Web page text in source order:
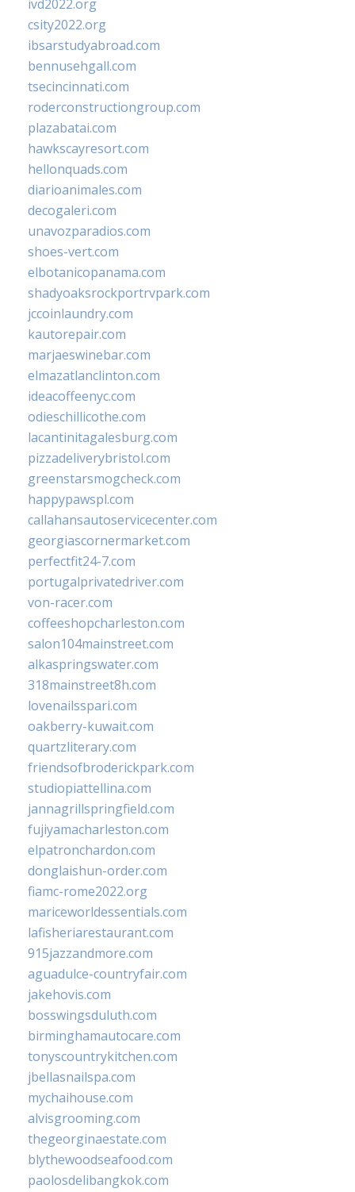
ivd2022.org
csity2022.org
ibsarstudyabroad.com
bennusehgall.com
tsecincinnati.com
roderconstructiongroup.com
plazabatai.com
hawkscayresort.com
hellonquads.com
diarioanimales.com
decogaleri.com
unavozparadios.com
shoes-vert.com
elbotanicopanama.com
shadyoaksrockportrvpark.com
jccoinlaundry.com
kautorepair.com
marjaeswinebar.com
elmazatlanclinton.com
ideacoffeenyc.com
odieschillicothe.com
lacantinitagalesburg.com
pizzadeliverybristol.com
greenstarsmogcheck.com
happypawspl.com
callahansautoservicecenter.com
georgiascornermarket.com
perfectfit24-7.com
portugalprivatedriver.com
von-racer.com
coffeeshopcharleston.com
salon104mainstreet.com
alkaspringswater.com
318mainstreet8h.com
lovenailsspari.com
oakberry-kuwait.com
quartzliterary.com
friendsofbroderickpark.com
studiopiattellina.com
jannagrillspringfield.com
fujiyamacharleston.com
elpatronchardon.com
donglaishun-order.com
fiamc-rome2022.org
mariceworldessentials.com
lafisheriarestaurant.com
915jazzandmore.com
aguadulce-countryfair.com
jakehovis.com
bosswingsduluth.com
birminghamautocare.com
tonyscountrykitchen.com
jbellasnailspa.com
mychaihouse.com
alvisgrooming.com
thegeorginaestate.com
blythewoodseafood.com
paolosdelibangkok.com